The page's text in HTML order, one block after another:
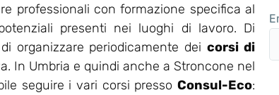
professionali con formazione specifica al
presenti nei luoghi di lavoro. Di
organizzare periodicamente deicorsi di
In Umbria e quindi anche a Stroncone nel
seguire i vari corsi presso Consul-Eco: